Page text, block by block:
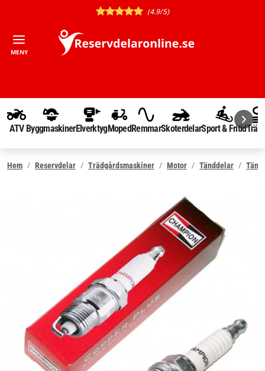
(4.9/5)
MENY
ATV ByggmaskinerElverktygMopedRemmarSkoterdelarSport & Fritid
Hem Reservdelar Trädgårdsmaskiner Motor Tänddelar